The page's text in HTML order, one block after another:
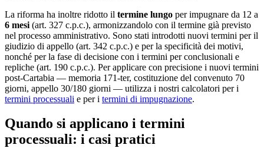
La riforma ha inoltre ridotto il termine lungo per impugnare da 12 a
6 mesi (art. 327 c.p.c.), armonizzandolo con il termine già previsto
nel processo amministrativo. Sono stati introdotti nuovi termini per il
giudizio di appello (art. 342 c.p.c.) e per la specificità dei motivi,
nonché per la fase di decisione con i termini per conclusionali e
repliche (art. 190 c.p.c.). Per applicare con precisione i nuovi termini
post-Cartabia — memoria 171-ter, costituzione del convenuto 70
giorni, appello 30/180 giorni — utilizza i nostri calcolatori per i
termini processuali e per i termini di impugnazione.
Quando si applicano i termini
processuali: i casi pratici